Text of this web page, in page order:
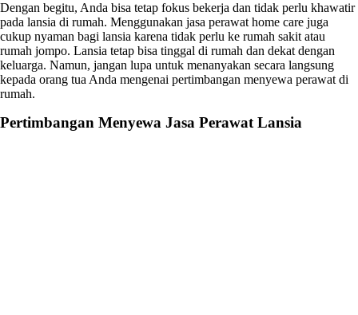
Dengan begitu, Anda bisa tetap fokus bekerja dan tidak perlu khawatir
pada lansia di rumah. Menggunakan jasa perawat home care juga
cukup nyaman bagi lansia karena tidak perlu ke rumah sakit atau
rumah jompo. Lansia tetap bisa tinggal di rumah dan dekat dengan
keluarga. Namun, jangan lupa untuk menanyakan secara langsung
kepada orang tua Anda mengenai pertimbangan menyewa perawat di
rumah.
Pertimbangan Menyewa Jasa Perawat Lansia